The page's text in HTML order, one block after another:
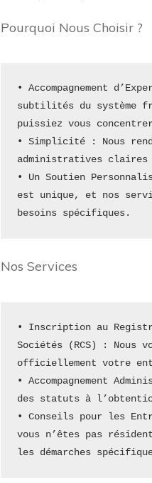
Pourquoi Nous Choisir ?
• Accompagnement
subtilités du système
puissiez vous
• Simplicité : Nous
administratives claires
• Un Soutien
est unique, et nos
besoins spécifiques.
Nos Services
• Inscription au
Sociétés (RCS) : Nous
officiellement votre
• Accompagnement
des statuts à
• Conseils pour les
vous n’êtes pas
les démarches